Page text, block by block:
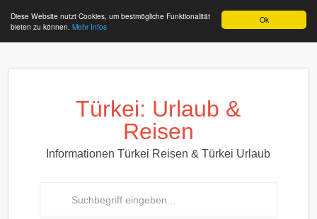
Ok
Diese Website nutzt Cookies, um bestmögliche Funktionalität
bieten zu können. Mehr Infos
Türkei: Urlaub &
Reisen
Informationen Türkei Reisen & Türkei Urlaub